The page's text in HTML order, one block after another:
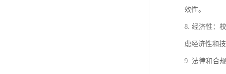
效性。
8. 经济性：
虑经济性和技
9. 法律和合